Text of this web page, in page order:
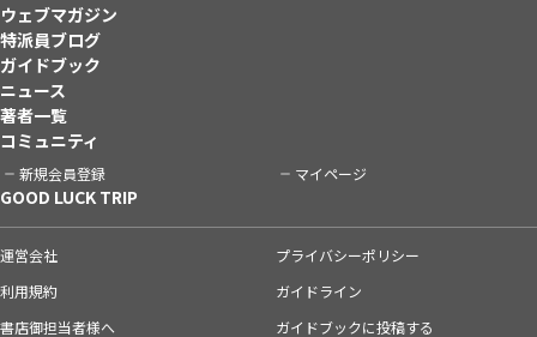
ウェブマガジン
特派員ブログ
ガイドブック
ニュース
著者一覧
コミュニティ
新規会員登録 マイページ
GOOD LUCK TRIP
運営会社
プライバシーポリシー
利用規約
ガイドライン
書店御担当者様へ
ガイドブックに投稿する